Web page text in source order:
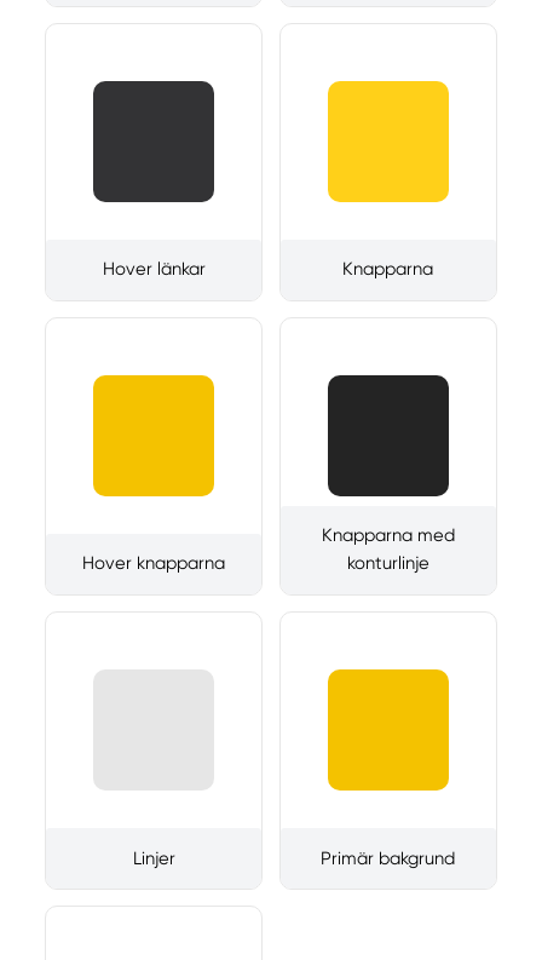
Hover länkar Knapparna
Hover knapparna
Knapparna med
konturlinje
Linjer Primär bakgrund